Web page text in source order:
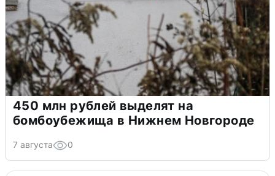
450 млн рублей выделят на
бомбоубежища в Нижнем Новгороде
7 августа 0